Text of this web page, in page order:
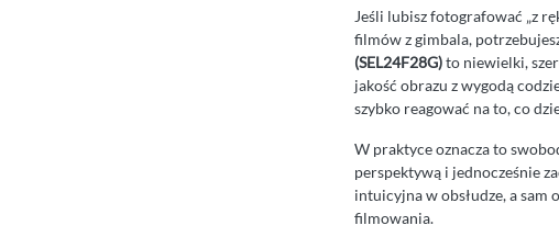
Jeśli lubisz fotografować „z
filmów z gimbala,
(SEL24F28G)to niewielki,
jakość obrazu z wygodą
szybko reagować na to, co
W praktyce oznacza to
perspektywą i jednocześnie
intuicyjna w obsłudze, a sam
filmowania.